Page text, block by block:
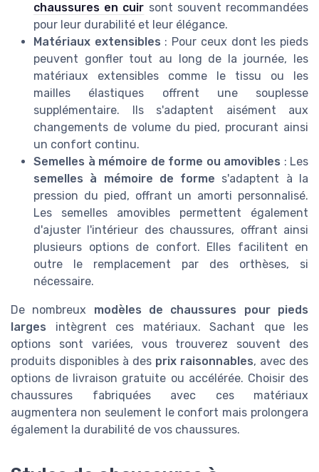
chaussures en cuir sont souvent recommandées
pour leur durabilité et leur élégance.
Matériaux extensibles : Pour ceux dont les pieds
peuvent gonfler tout au long de la journée, les
matériaux extensibles comme le tissu ou les
mailles élastiques offrent une souplesse
supplémentaire. Ils s'adaptent aisément aux
changements de volume du pied, procurant ainsi
un confort continu.
Semelles à mémoire de forme ou amovibles : Les
semelles à mémoire de forme s'adaptent à la
pression du pied, offrant un amorti personnalisé.
Les semelles amovibles permettent également
d'ajuster l'intérieur des chaussures, offrant ainsi
plusieurs options de confort. Elles facilitent en
outre le remplacement par des orthèses, si
nécessaire.
De nombreux modèles de chaussures pour pieds
larges intègrent ces matériaux. Sachant que les
options sont variées, vous trouverez souvent des
produits disponibles à des prix raisonnables, avec des
options de livraison gratuite ou accélérée. Choisir des
chaussures fabriquées avec ces matériaux
augmentera non seulement le confort mais prolongera
également la durabilité de vos chaussures.